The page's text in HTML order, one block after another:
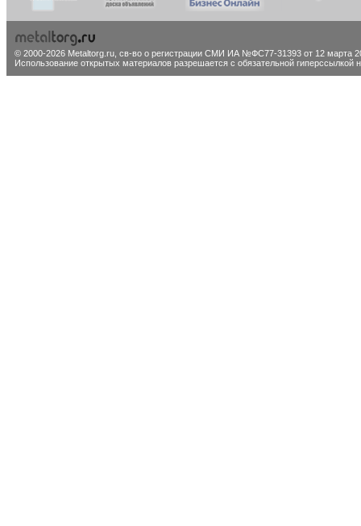
© 2000-2026 Metaltorg.ru, св-во о регистрации СМИ ИА №ФС77-31393 от 12 марта
Использование открытых материалов разрешается с обязательной гиперссылкой